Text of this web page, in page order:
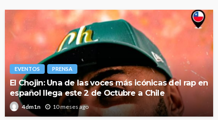
EVENTOS PRENSA
El Chojin: Una de las voces más icónicas del rap en
español llega este 2 de Octubre a Chile
4dm1n 10 meses ago